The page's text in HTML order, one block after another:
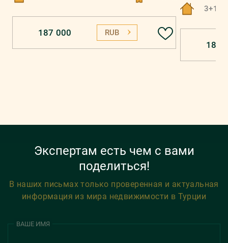
187 000 RUB
3+1
187
Экспертам есть чем с вами
поделиться!
В наших письмах только проверенная и актуальная
информация из мира недвижимости в Турции
ВАШЕ ИМЯ